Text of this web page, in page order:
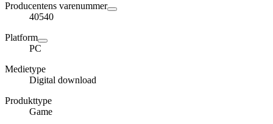
Producentens varenummer
40540
Platform
PC
Medietype
Digital download
Produkttype
Game